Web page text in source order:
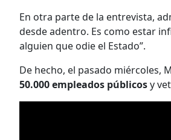
En otra parte de la entrevista,
desde adentro. Es como estar
alguien que odie el Estado”.
De hecho, el pasado miércoles,
50.000 empleados públicosy